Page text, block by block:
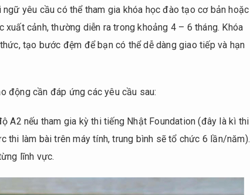
yêu cầu có thể tham gia khóa học đào tạo cơ bản hoặc
cảnh, thường diễn ra trong khoảng 4 – 6 tháng. Khóa
tạo bước đệm để bạn có thể dễ dàng giao tiếp và hạn
động cần đáp ứng các yêu cầu sau:
A2 nếu tham gia kỳ thi tiếng Nhật Foundation (đây là kì thi
thi làm bài trên máy tính, trung bình sẽ tổ chức 6 lần/năm).
lĩnh vực.